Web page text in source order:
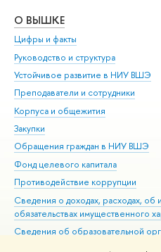
О ВЫШКЕ
Цифры и факты
Руководство и структура
Устойчивое развитие в НИУ ВШЭ
Преподаватели и сотрудники
Корпуса и общежития
Закупки
Обращения граждан в НИУ ВШЭ
Фонд целевого капитала
Противодействие коррупции
Сведения о доходах, расходах, об
обязательствах имущественного
Сведения об образовательной
Людям с ограниченными